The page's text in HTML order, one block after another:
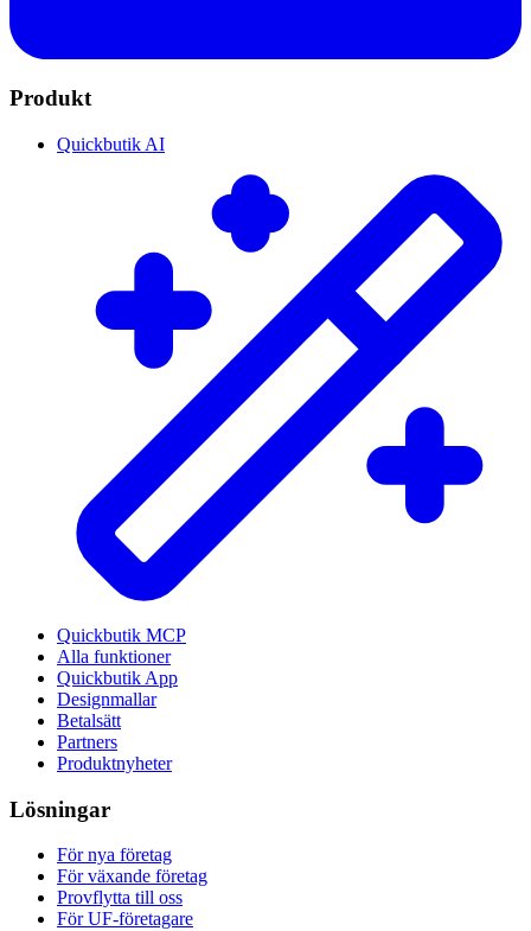
Produkt
Quickbutik AI
Quickbutik MCP
Alla funktioner
Quickbutik App
Designmallar
Betalsätt
Partners
Produktnyheter
Lösningar
För nya företag
För växande företag
Provflytta till oss
För UF-företagare